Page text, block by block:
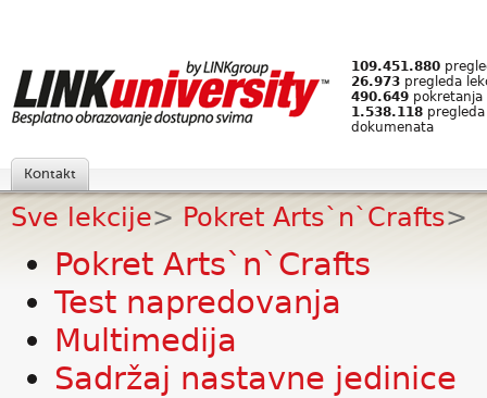
109.451.880
26.973 pregleda
490.649 pokretanja
1.538.118
dokumenata
Kontakt
Sve lekcije> Pokret Arts`n`Crafts>
Pokret Arts`n`Crafts
Test napredovanja
Multimedija
Sadržaj nastavne jedinice